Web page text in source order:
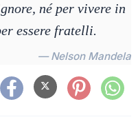
né per vivere in
essere fratelli.
— Nelson Mandela